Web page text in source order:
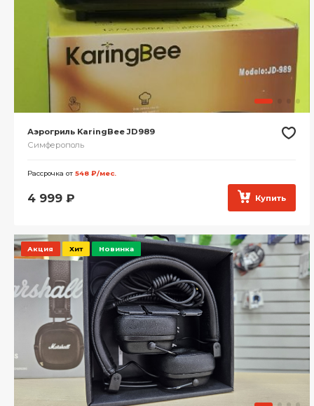
Аэрогриль KaringBee JD989
Симферополь
Рассрочка от 548 ₽/мес.
4 999 ₽ Купить
Акция Хит Новинка